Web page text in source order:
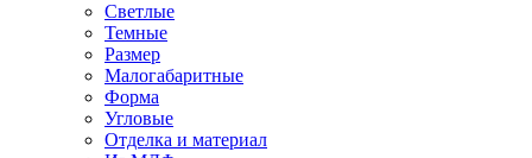
Светлые
Темные
Размер
Малогабаритные
Форма
Угловые
Отделка и материал